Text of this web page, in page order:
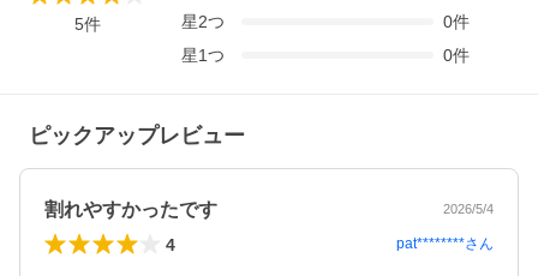
5件
星2つ 0件
星1つ 0件
ピックアップレビュー
割れやすかったです 2026/5/4
4 pat********さん